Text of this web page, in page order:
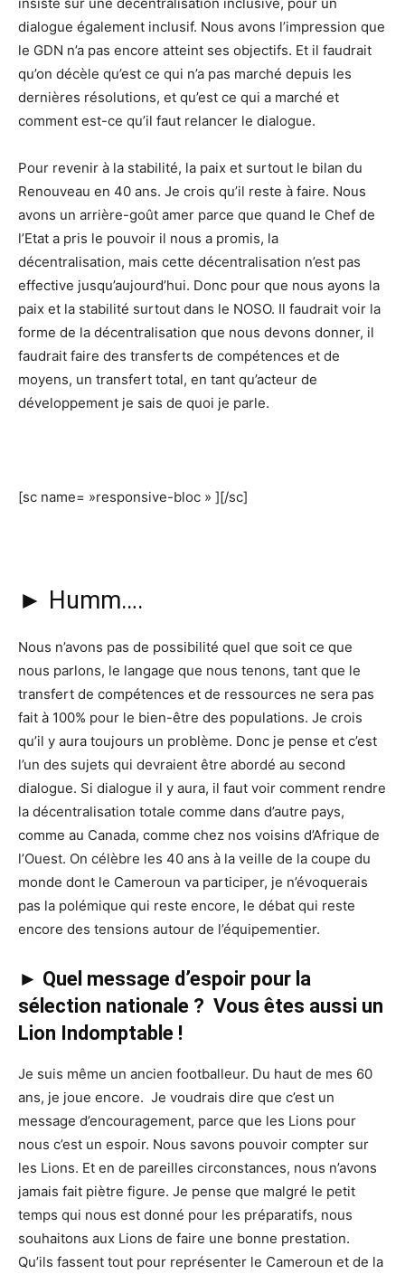
dialogue également inclusif. Nous avons l’impression que
le GDN n’a pas encore atteint ses objectifs. Et il faudrait
qu’on décèle qu’est ce qui n’a pas marché depuis les
dernières résolutions, et qu’est ce qui a marché et
comment est-ce qu’il faut relancer le dialogue.
Pour revenir à la stabilité, la paix et surtout le bilan du
Renouveau en 40 ans. Je crois qu’il reste à faire. Nous
avons un arrière-goût amer parce que quand le Chef de
l’Etat a pris le pouvoir il nous a promis, la
décentralisation, mais cette décentralisation n’est pas
effective jusqu’aujourd’hui. Donc pour que nous ayons la
paix et la stabilité surtout dans le NOSO. Il faudrait voir la
forme de la décentralisation que nous devons donner, il
faudrait faire des transferts de compétences et de
moyens, un transfert total, en tant qu’acteur de
développement je sais de quoi je parle.
[sc name= »responsive-bloc » ][/sc]
► Humm….
Nous n’avons pas de possibilité quel que soit ce que
nous parlons, le langage que nous tenons, tant que le
transfert de compétences et de ressources ne sera pas
fait à 100% pour le bien-être des populations. Je crois
qu’il y aura toujours un problème. Donc je pense et c’est
l’un des sujets qui devraient être abordé au second
dialogue. Si dialogue il y aura, il faut voir comment rendre
la décentralisation totale comme dans d’autre pays,
comme au Canada, comme chez nos voisins d’Afrique de
l’Ouest. On célèbre les 40 ans à la veille de la coupe du
monde dont le Cameroun va participer, je n’évoquerais
pas la polémique qui reste encore, le débat qui reste
encore des tensions autour de l’équipementier.
► Quel message d’espoir pour la
sélection nationale ? Vous êtes aussi un
Lion Indomptable !
Je suis même un ancien footballeur. Du haut de mes 60
ans, je joue encore. Je voudrais dire que c’est un
message d’encouragement, parce que les Lions pour
nous c’est un espoir. Nous savons pouvoir compter sur
les Lions. Et en de pareilles circonstances, nous n’avons
jamais fait piètre figure. Je pense que malgré le petit
temps qui nous est donné pour les préparatifs, nous
souhaitons aux Lions de faire une bonne prestation.
Qu’ils fassent tout pour représenter le Cameroun et de la